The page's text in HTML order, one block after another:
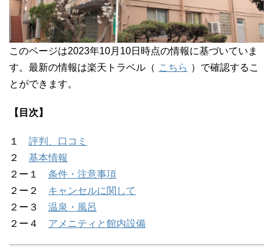
このページは2023年10月10日時点の情報に基づいていま
す。最新の情報は楽天トラベル（ こちら ）で確認するこ
とができます。
【目次】
１ 評判、口コミ
２ 基本情報
２ー１ 条件・注意事項
２ー２ キャンセルに関して
２ー３ 温泉・風呂
２ー４ アメニティと館内設備